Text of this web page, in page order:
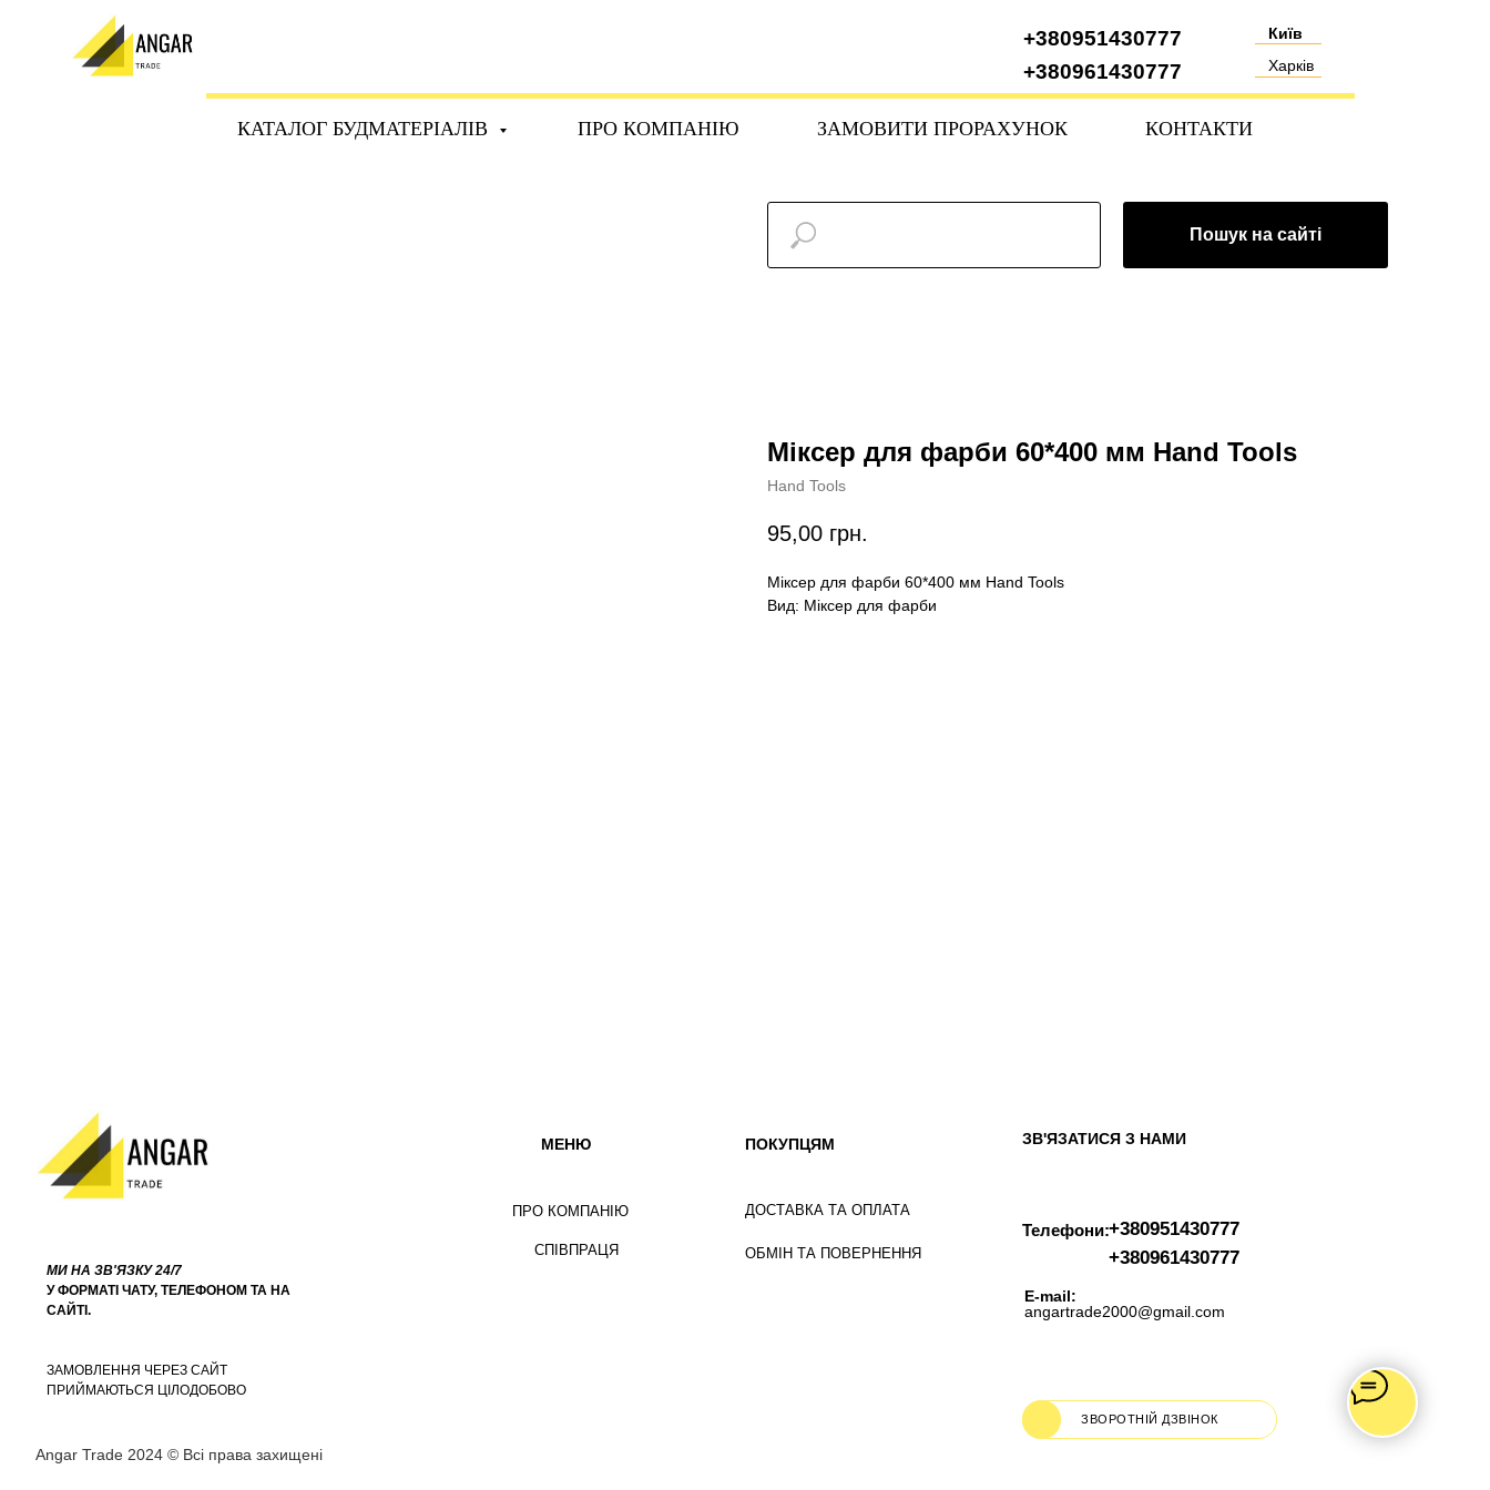
+380961430777
+380951430777
Київ
Харків
КАТАЛОГ БУДМАТЕРІАЛІВ ПРО КОМПАНІЮ ЗАМОВИТИ ПРОРАХУНОК КОНТАКТИ
Пошук на сайті
Міксер для фарби 60*400 мм Hand Tools
Hand Tools
95,00 грн.
Міксер для фарби 60*400 мм Hand Tools
Вид: Міксер для фарби
Angar Trade 2024 © Всі права захищені
ПРО КОМПАНІЮ
СПІВПРАЦЯ
ДОСТАВКА ТА ОПЛАТА
ОБМІН ТА ПОВЕРНЕННЯ
ПОКУПЦЯМ
МИ НА ЗВ'ЯЗКУ 24/7
У ФОРМАТІ ЧАТУ, ТЕЛЕФОНОМ ТА НА
САЙТІ.
ЗВ'ЯЗАТИСЯ З НАМИ
Телефони:
МЕНЮ
E-mail:
angartrade2000@gmail.com
ЗВОРОТНІЙ ДЗВІНОК
ЗАМОВЛЕННЯ ЧЕРЕЗ САЙТ
ПРИЙМАЮТЬСЯ ЦІЛОДОБОВО
+380951430777
+380961430777